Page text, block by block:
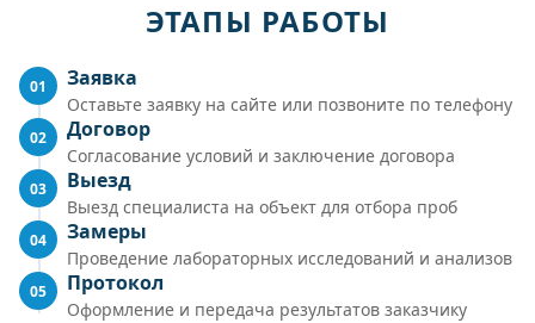
ЭТАПЫ РАБОТЫ
01 Заявка
Оставьте заявку на сайте или позвоните по телефону
02 Договор
Согласование условий и заключение договора
03 Выезд
Выезд специалиста на объект для отбора проб
04 Замеры
Проведение лабораторных исследований и анализов
05 Протокол
Оформление и передача результатов заказчику